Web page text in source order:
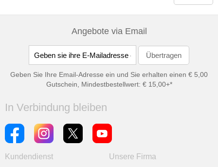
Angebote via Email
Geben Sie Ihre Email-Adresse ein und Sie erhalten einen € 5,00
Gutschein, Mindestbestellwert: € 15,00+*
In Verbindung bleiben
Kundendienst
Unsere Firma